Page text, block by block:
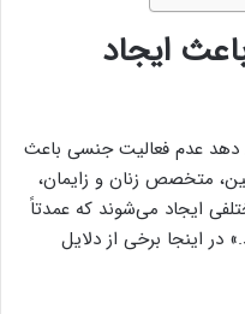
ایجاد
دهد عدم فعالیت جنسی باعث
متخصص زنان و زایمان،
ایجاد می‌شوند که عمدتاً
اینجا برخی از دلایل